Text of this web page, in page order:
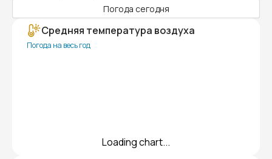
Погода сегодня
Средняя температура воздуха
Погода на весь год
Loading chart...